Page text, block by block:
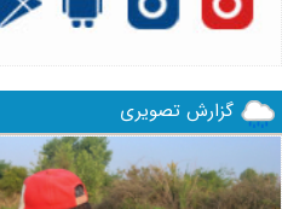
گزارش تصویری